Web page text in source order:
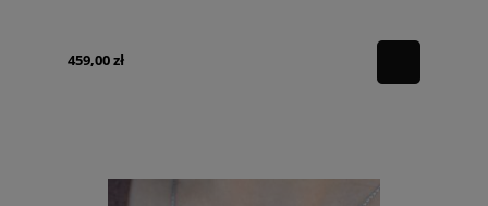
459,00 zł